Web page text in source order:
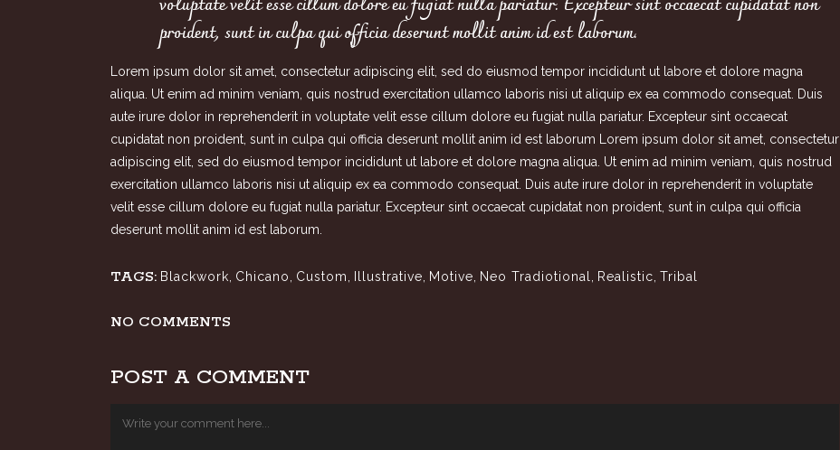
proident, sunt in culpa qui officia deserunt mollit anim id est laborum.
Lorem ipsum dolor sit amet, consectetur adipiscing elit, sed do eiusmod tempor incididunt ut labore et dolore magna
aliqua. Ut enim ad minim veniam, quis nostrud exercitation ullamco laboris nisi ut aliquip ex ea commodo consequat. Duis
aute irure dolor in reprehenderit in voluptate velit esse cillum dolore eu fugiat nulla pariatur. Excepteur sint occaecat
cupidatat non proident, sunt in culpa qui officia deserunt mollit anim id est laborum Lorem ipsum dolor sit amet, consectetur
adipiscing elit, sed do eiusmod tempor incididunt ut labore et dolore magna aliqua. Ut enim ad minim veniam, quis nostrud
exercitation ullamco laboris nisi ut aliquip ex ea commodo consequat. Duis aute irure dolor in reprehenderit in voluptate
velit esse cillum dolore eu fugiat nulla pariatur. Excepteur sint occaecat cupidatat non proident, sunt in culpa qui officia
deserunt mollit anim id est laborum.
TAGS: Blackwork Chicano Custom Illustrative Motive Neo Tradiotional Realistic Tribal
NO COMMENTS
POST A COMMENT